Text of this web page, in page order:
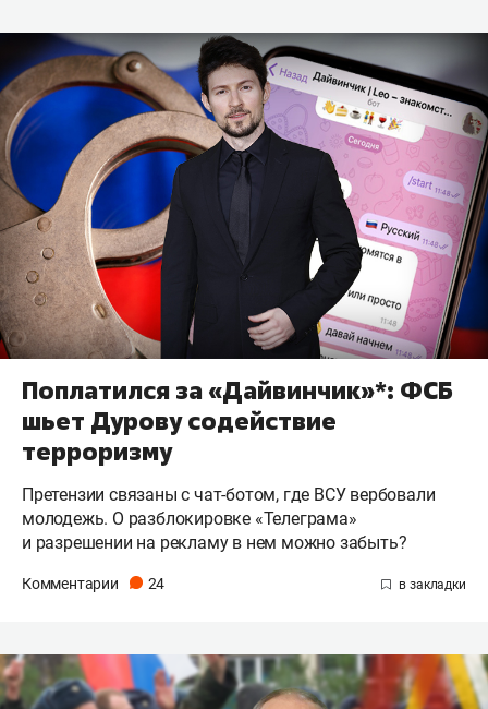
Поплатился за «Дайвинчик»*: ФСБ
шьет Дурову содействие
терроризму
Претензии связаны с чат-ботом, где ВСУ вербовали
молодежь. О разблокировке «Телеграма»
и разрешении на рекламу в нем можно забыть?
Комментарии 24